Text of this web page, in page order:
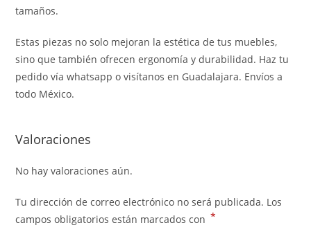
tamaños.
Estas piezas no solo mejoran la estética de tus muebles,
sino que también ofrecen ergonomía y durabilidad. Haz tu
pedido vía whatsapp o visítanos en Guadalajara. Envíos a
todo México.
Valoraciones
No hay valoraciones aún.
Tu dirección de correo electrónico no será publicada. Los
campos obligatorios están marcados con *